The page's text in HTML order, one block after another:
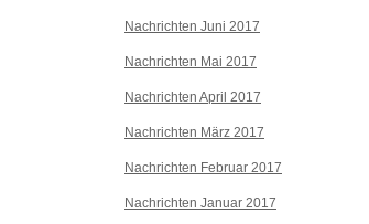
Nachrichten Juni 2017
Nachrichten Mai 2017
Nachrichten April 2017
Nachrichten März 2017
Nachrichten Februar 2017
Nachrichten Januar 2017